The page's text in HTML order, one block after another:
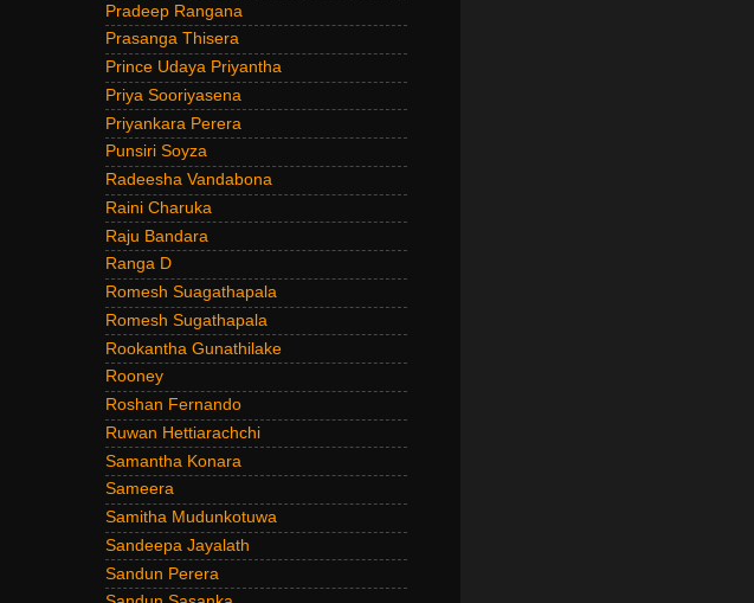
Pradeep Rangana
Prasanga Thisera
Prince Udaya Priyantha
Priya Sooriyasena
Priyankara Perera
Punsiri Soyza
Radeesha Vandabona
Raini Charuka
Raju Bandara
Ranga D
Romesh Suagathapala
Romesh Sugathapala
Rookantha Gunathilake
Rooney
Roshan Fernando
Ruwan Hettiarachchi
Samantha Konara
Sameera
Samitha Mudunkotuwa
Sandeepa Jayalath
Sandun Perera